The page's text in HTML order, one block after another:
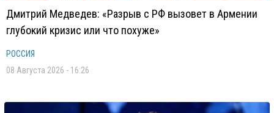
Дмитрий Медведев: «Разрыв с РФ вызовет в Армении
глубокий кризис или что похуже»
РОССИЯ
08 Августа 2026 - 16:26